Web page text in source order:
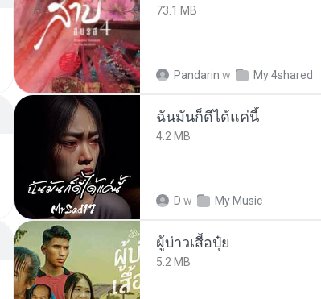
73.1 MB
Pandarin w My 4shared
ฉันมันก็ดีได้แค่นี้
4.2 MB
D w My Music
ผู้บ่าวเสื้อปุ๋ย
5.2 MB